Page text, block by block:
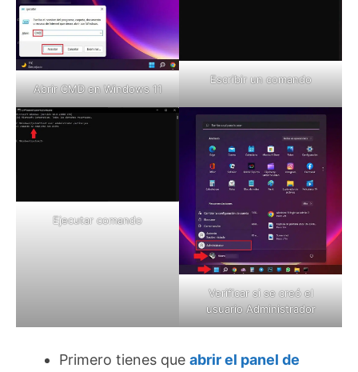
Abrir CMD en Windows 11
Escribir un comando
Ejecutar comando
Verificar si se creó el
usuario Administrador
Primero tienes que abrir el panel de